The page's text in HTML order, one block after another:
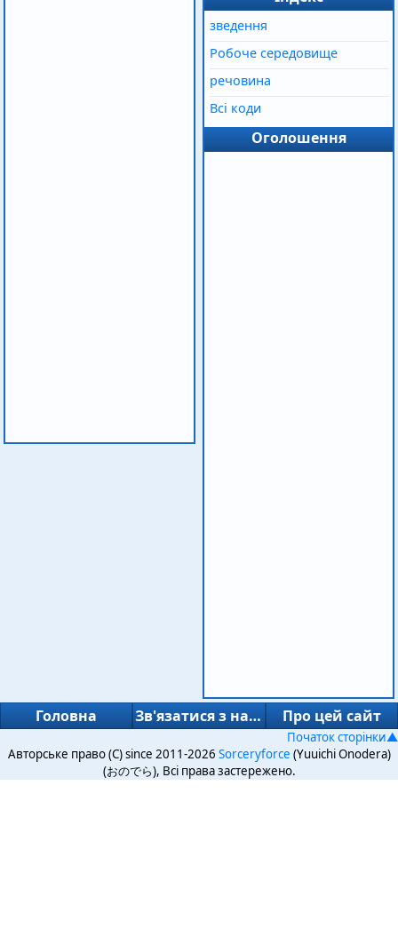
зведення
Робоче середовище
речовина
Всі коди
Оголошення
Головна Зв'язатися з нами Про цей сайт
Початок сторінки▲
Авторське право (C) since 2011-2026 Sorceryforce (Yuuichi Onodera)
(おのでら), Всі права застережено.